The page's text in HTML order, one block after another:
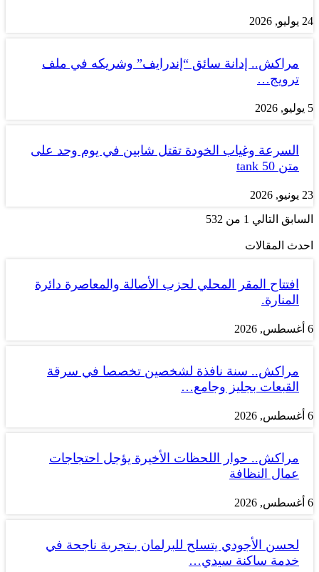
24 يوليو, 2026
مراكش.. إدانة سائق “إندرايف” وشريكه في ملف
ترويج…
5 يوليو, 2026
السرعة وغياب الخودة تقتل شابين في يوم وحد على
متن tank 50
23 يونيو, 2026
السابق التالي 1 من 532
احدث المقالات
افتتاح المقر المحلي لحزب الأصالة والمعاصرة دائرة
المنارة.
6 أغسطس, 2026
مراكش.. سنة نافذة لشخصين تخصصا في سرقة
القبعات بجليز وجامع…
6 أغسطس, 2026
مراكش.. حوار اللحظات الأخيرة يؤجل احتجاجات
عمال النظافة
6 أغسطس, 2026
لحسن الأجودي يتسلح للبرلمان بـتجربة ناجحة في
خدمة ساكنة سيدي…